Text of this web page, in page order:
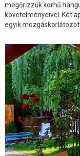
megőrizzük korhű
követelményeivel. Két
egyik